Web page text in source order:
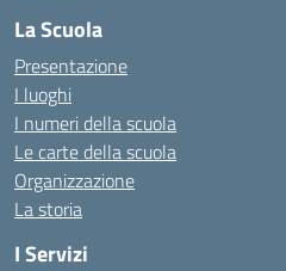
La Scuola
Presentazione
I luoghi
I numeri della scuola
Le carte della scuola
Organizzazione
La storia
I Servizi